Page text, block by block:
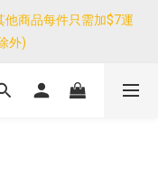
商品每件只需加$7運
外)
商品每件只需加$7運
外)
訪搜羅新產品，期間網
商品每件只需加$7運
外)